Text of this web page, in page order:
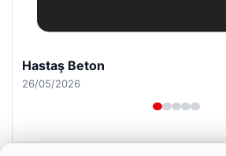
Hastaş Beton
26/05/2026